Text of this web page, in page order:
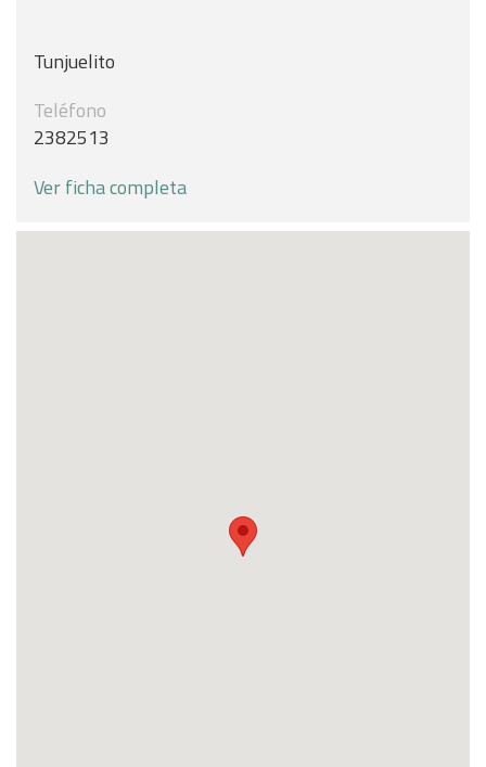
Tunjuelito
Teléfono
2382513
Ver ficha completa